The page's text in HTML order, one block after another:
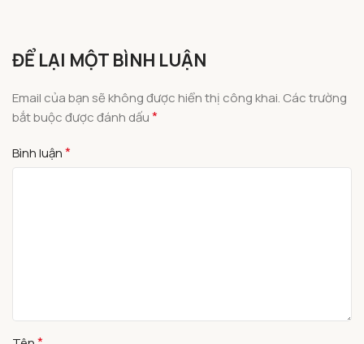
ĐỂ LẠI MỘT BÌNH LUẬN
Email của bạn sẽ không được hiển thị công khai. Các trường
bắt buộc được đánh dấu*
Bình luận*